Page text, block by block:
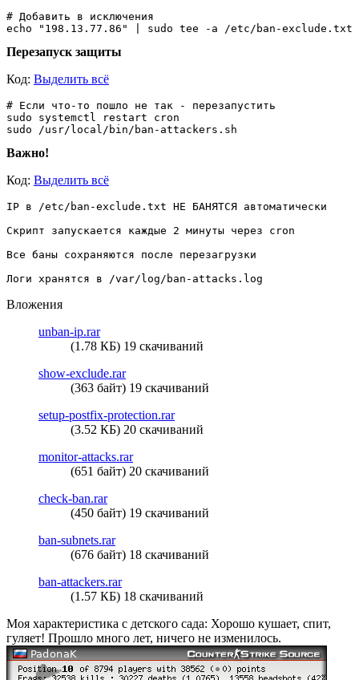
# Добавить в исключения
Перезапуск защиты
Код: Выделить всё
# Если что-то пошло не так - перезапустить
sudo systemctl restart cron
Важно!
Код: Выделить всё
IP в /etc/ban-exclude.txt НЕ БАНЯТСЯ автоматически
Скрипт запускается каждые 2 минуты через cron
Все баны сохраняются после перезагрузки
Вложения
unban-ip.rar
(1.78 КБ) 19 скачиваний
show-exclude.rar
(363 байт) 19 скачиваний
setup-postfix-protection.rar
(3.52 КБ) 20 скачиваний
monitor-attacks.rar
(651 байт) 20 скачиваний
check-ban.rar
(450 байт) 19 скачиваний
ban-subnets.rar
(676 байт) 18 скачиваний
ban-attackers.rar
(1.57 КБ) 18 скачиваний
Моя характеристика с детского сада: Хорошо кушает, спит,
гуляет! Прошло много лет, ничего не изменилось.